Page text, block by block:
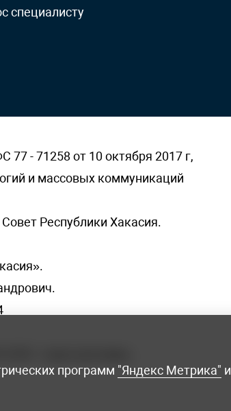
специалисту
- 71258 от 10 октября 2017 г,
и массовых коммуникаций
Республики Хакасия.
программ "Яндекс Метрика" и